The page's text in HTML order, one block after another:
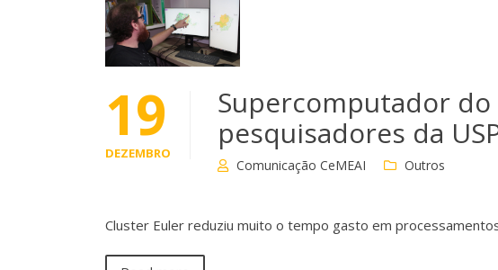
19
DEZEMBRO
Supercomputador do
pesquisadores da
Comunicação CeMEAI Outros
Cluster Euler reduziu muito o tempo gasto em